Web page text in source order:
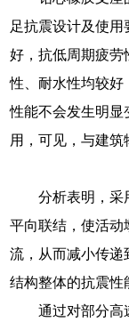
足抗震设计及使
好，抗低周期疲劳
性、耐水性均较好
性能不会发生明显
用，可见，与建筑
分析表明，采
平向联结，使活动
流，从而减小传递
结构整体的抗震性
通过对部分高